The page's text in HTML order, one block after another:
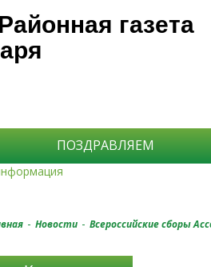
ПОЗДРАВЛЯЕМ
- Новости - Всероссийские сборы